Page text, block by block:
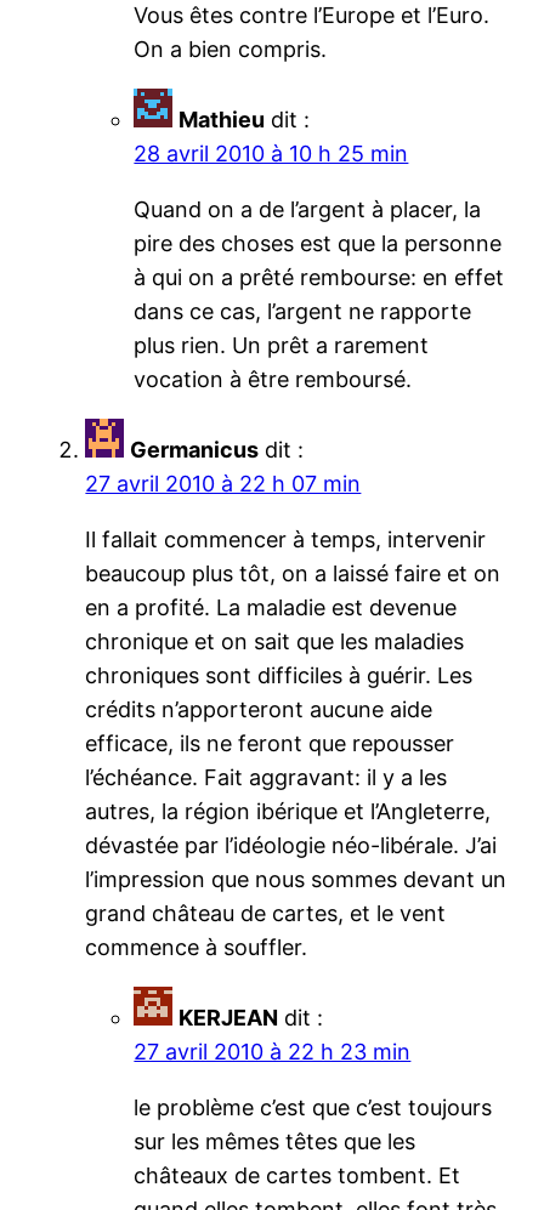
Vous êtes contre l’Europe et l’Euro.
On a bien compris.
Mathieu dit :
28 avril 2010 à 10 h 25 min
Quand on a de l’argent à placer, la
pire des choses est que la personne
à qui on a prêté rembourse: en effet
dans ce cas, l’argent ne rapporte
plus rien. Un prêt a rarement
vocation à être remboursé.
Germanicus dit :
27 avril 2010 à 22 h 07 min
Il fallait commencer à temps, intervenir
beaucoup plus tôt, on a laissé faire et on
en a profité. La maladie est devenue
chronique et on sait que les maladies
chroniques sont difficiles à guérir. Les
crédits n’apporteront aucune aide
efficace, ils ne feront que repousser
l’échéance. Fait aggravant: il y a les
autres, la région ibérique et l’Angleterre,
dévastée par l’idéologie néo-libérale. J’ai
l’impression que nous sommes devant un
grand château de cartes, et le vent
commence à souffler.
KERJEAN dit :
27 avril 2010 à 22 h 23 min
le problème c’est que c’est toujours
sur les mêmes têtes que les
châteaux de cartes tombent. Et